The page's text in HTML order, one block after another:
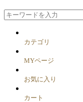
カテゴリ
MYページ
お気に入り
カート